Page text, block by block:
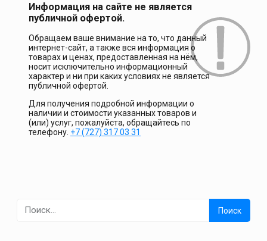
Информация на сайте не является
публичной офертой.
Обращаем ваше внимание на то, что данный
интернет-сайт, а также вся информация о
товарах и ценах, предоставленная на нём,
носит исключительно информационный
характер и ни при каких условиях не является
публичной офертой.
Для получения подробной информации о
наличии и стоимости указанных товаров и
(или) услуг, пожалуйста, обращайтесь по
телефону. +7 (727) 317 03 31
Найти: